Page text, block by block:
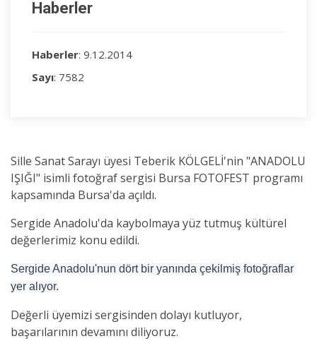
Haberler
Haberler: 9.12.2014
Sayı: 7582
Sille Sanat Sarayı üyesi Teberik KÖLGELİ'nin "ANADOLU
IŞIĞI" isimli fotoğraf sergisi Bursa FOTOFEST programı
kapsamında Bursa'da açıldı.
Sergide Anadolu'da kaybolmaya yüz tutmuş kültürel
değerlerimiz konu edildi.
Sergide Anadolu'nun dört bir yanında çekilmiş fotoğraflar
yer alıyor.
Değerli üyemizi sergisinden dolayı kutluyor,
başarılarının devamını diliyoruz.